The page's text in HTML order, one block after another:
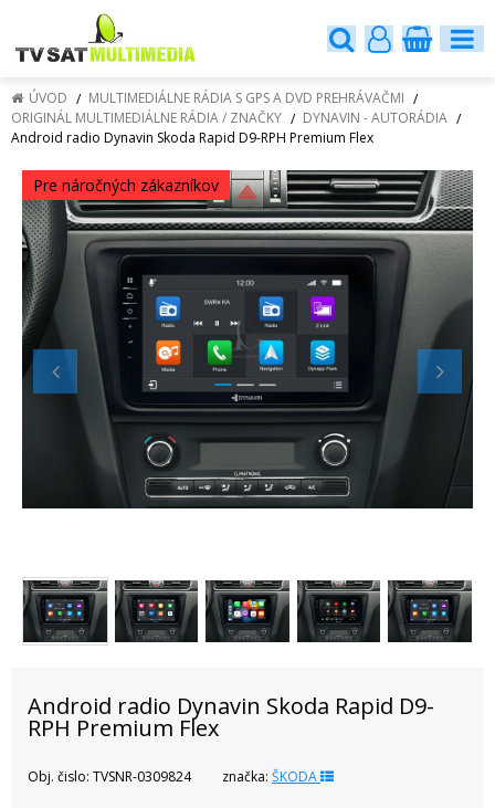
ÚVOD
MULTIMEDIÁLNE RÁDIA S GPS A DVD PREHRÁVAČMI
ORIGINÁL MULTIMEDIÁLNE RÁDIA / ZNAČKY
DYNAVIN - AUTORÁDIA
Android radio Dynavin Skoda Rapid D9-RPH Premium Flex
Pre náročných zákazníkov
Android radio Dynavin Skoda Rapid D9-
RPH Premium Flex
Obj. čislo: TVSNR-0309824 značka: ŠKODA